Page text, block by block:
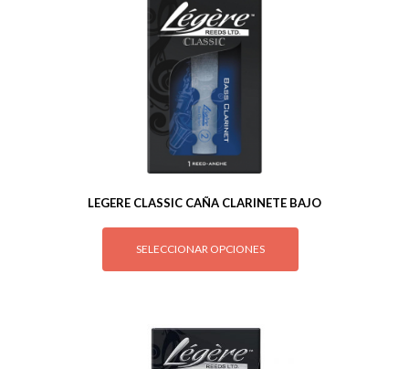
LEGERE CLASSIC CAÑA CLARINETE BAJO
SELECCIONAR OPCIONES